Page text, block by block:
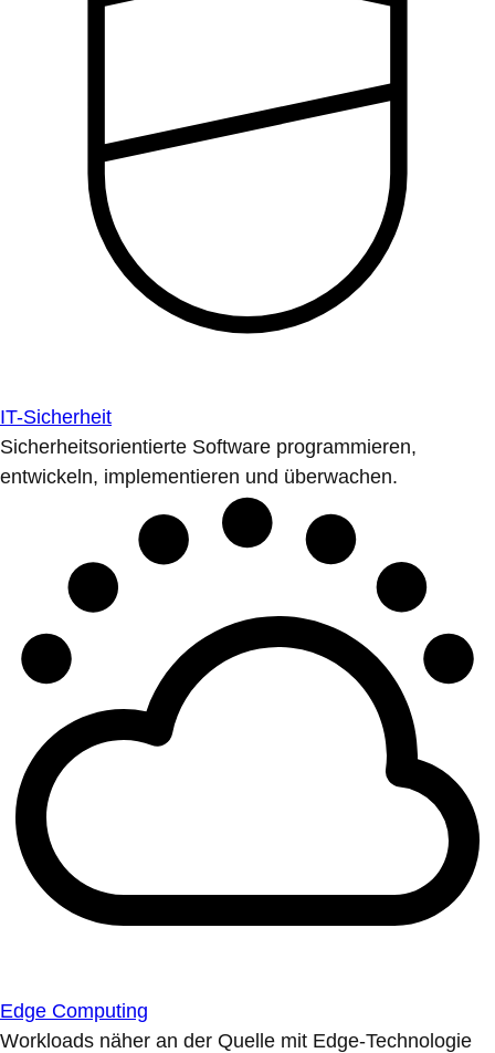
IT-Sicherheit
Sicherheitsorientierte Software programmieren,
entwickeln, implementieren und überwachen.
Edge Computing
Workloads näher an der Quelle mit Edge-Technologie